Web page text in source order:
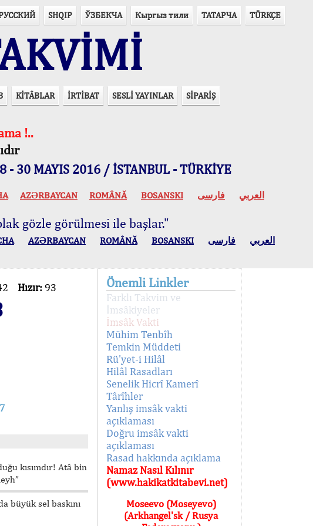
SHQIP ЎЗБЕКЧА Кыргыз тили ТАТАРЧА TÜRKÇE
KİTÂBLAR İRTİBAT SESLİ YAYINLAR SİPARİŞ
!..
30 MAYIS 2016 / İSTANBUL - TÜRKİYE
AZӘRBAYCAN ROMÂNĂ BOSANSKI العربي فارسی
gözle görülmesi ile başlar."
AZӘRBAYCAN ROMÂNĂ BOSANSKI العربي فارسی
Hızır: 93
kısımdır! Atâ bin
büyük sel baskını
Önemli Linkler
Farklı Takvim ve
İmsâkiyeler
İmsâk Vakti
Mühim Tenbîh
Temkin Müddeti
Rü'yet-i Hilâl
Hilâl Rasadları
Senelik Hicrî Kamerî
Târîhler
Yanlış imsâk vakti
açıklaması
Doğru imsâk vakti
açıklaması
Rasad hakkında açıklama
Namaz Nasıl Kılınır
(www.hakikatkitabevi.net)
Moseevo (Moseyevo)
(Arkhangel'sk / Rusya